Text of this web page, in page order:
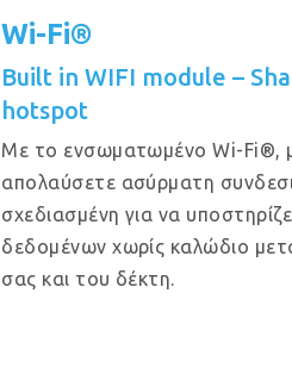
Wi-Fi®
Built in WIFI module –
hotspot
Με το ενσωματωμένο Wi-Fi®,
απολαύσετε ασύρματη
σχεδιασμένη για να
δεδομένων χωρίς καλώδιο
σας και του δέκτη.